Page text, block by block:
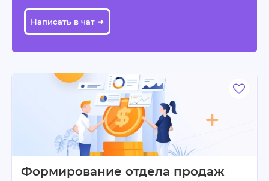
Написать в чат ➜
Формирование отдела продаж